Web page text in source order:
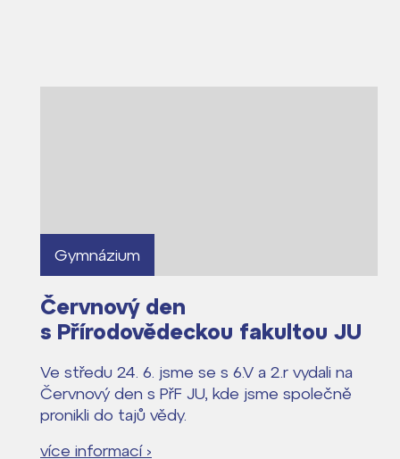
Gymnázium
Červnový den
s Přírodovědeckou fakultou JU
Ve středu 24. 6. jsme se s 6.V a 2.r vydali na
Červnový den s PřF JU, kde jsme společně
pronikli do tajů vědy.
více informací ›